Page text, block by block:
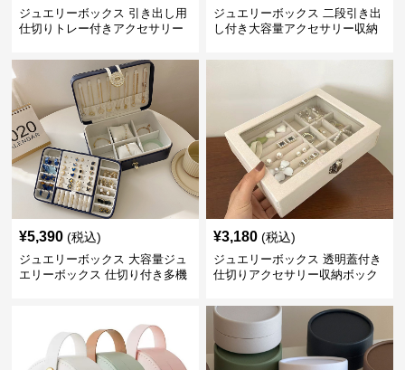
ジュエリーボックス 引き出し用
仕切りトレー付きアクセサリー
ジュエリーボックス 二段引き出
し付き大容量アクセサリー収納
¥5,390 (税込)
ジュエリーボックス 大容量ジュ
エリーボックス 仕切り付き多機
¥3,180 (税込)
ジュエリーボックス 透明蓋付き
仕切りアクセサリー収納ボック